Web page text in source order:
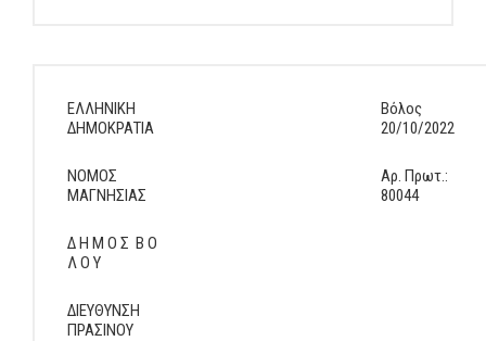
ΕΛΛΗΝΙΚΗ
ΔΗΜΟΚΡΑΤΙΑ
ΝΟΜΟΣ
ΜΑΓΝΗΣΙΑΣ
Δ Η Μ Ο Σ Β Ο
Λ Ο Υ
ΔΙΕΥΘΥΝΣΗ
ΠΡΑΣΙΝΟΥ
Βόλος
20/10/2022
Αρ. Πρωτ.:
80044